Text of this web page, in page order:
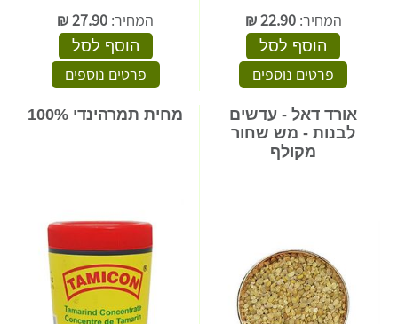
המחיר:22.90
₪
הוסף לסל
פרטים נוספים
המחיר: 27.90
₪
הוסף לסל
פרטים נוספים
אורד דאל - עדשים
לבנות - מש שחור
מקולף
מחית תמרהינדי 100%